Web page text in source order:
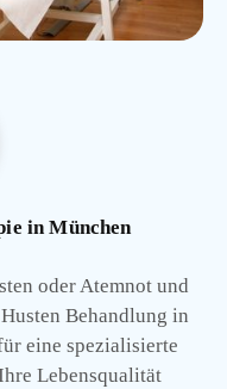
in München
oder Atemnot und
Behandlung in
eine spezialisierte
Lebensqualität